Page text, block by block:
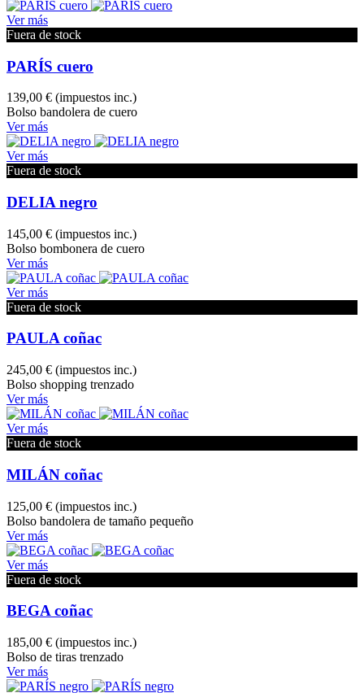
Ver más
Fuera de stock
PARÍS cuero
139,00 € (impuestos inc.)
Bolso bandolera de cuero
Ver más
Ver más
Fuera de stock
DELIA negro
145,00 € (impuestos inc.)
Bolso bombonera de cuero
Ver más
Ver más
Fuera de stock
PAULA coñac
245,00 € (impuestos inc.)
Bolso shopping trenzado
Ver más
Ver más
Fuera de stock
MILÁN coñac
125,00 € (impuestos inc.)
Bolso bandolera de tamaño pequeño
Ver más
Ver más
Fuera de stock
BEGA coñac
185,00 € (impuestos inc.)
Bolso de tiras trenzado
Ver más